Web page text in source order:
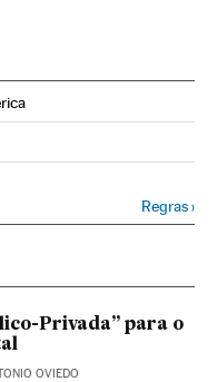
Regras›
Privada” para o
OVIEDO